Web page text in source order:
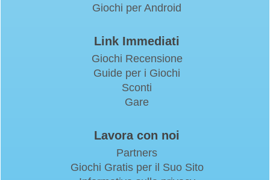
Giochi per Android
Link Immediati
Giochi Recensione
Guide per i Giochi
Sconti
Gare
Lavora con noi
Partners
Giochi Gratis per il Suo Sito